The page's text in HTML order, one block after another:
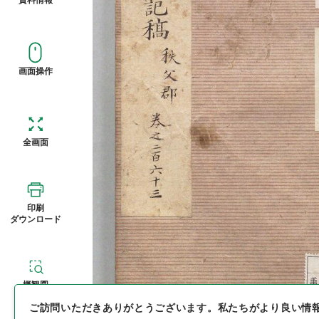
画面操作
全画面
印刷
ダウンロード
概観図
ご訪問いただきありがとうございます。 私たちがより良い情